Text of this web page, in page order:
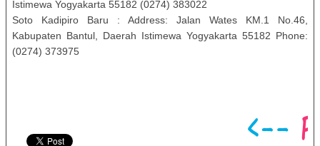
Istimewa Yogyakarta 55182 (0274) 383022
Soto Kadipiro Baru : Address: Jalan Wates KM.1 No.46,
Kabupaten Bantul, Daerah Istimewa Yogyakarta 55182 Phone:
(0274) 373975